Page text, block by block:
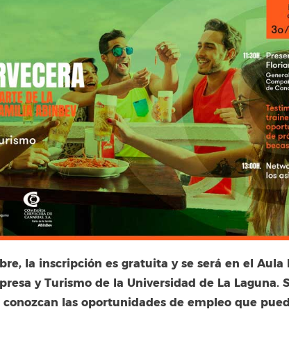
la inscripción es gratuita y se será en el Aula
y Turismo de la Universidad de La Laguna.
las oportunidades de empleo que